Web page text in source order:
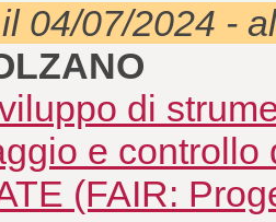
04/07/2024 -
di
e
(FAIR: